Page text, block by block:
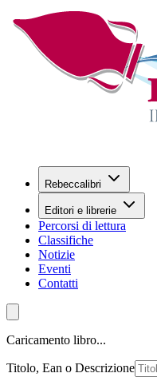
Rebeccalibri
Editori e librerie
Percorsi di lettura
Classifiche
Notizie
Eventi
Contatti
Caricamento libro...
Titolo, Ean o Descrizione